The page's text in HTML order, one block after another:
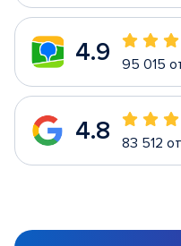
4.9 95 015
4.8 83 512